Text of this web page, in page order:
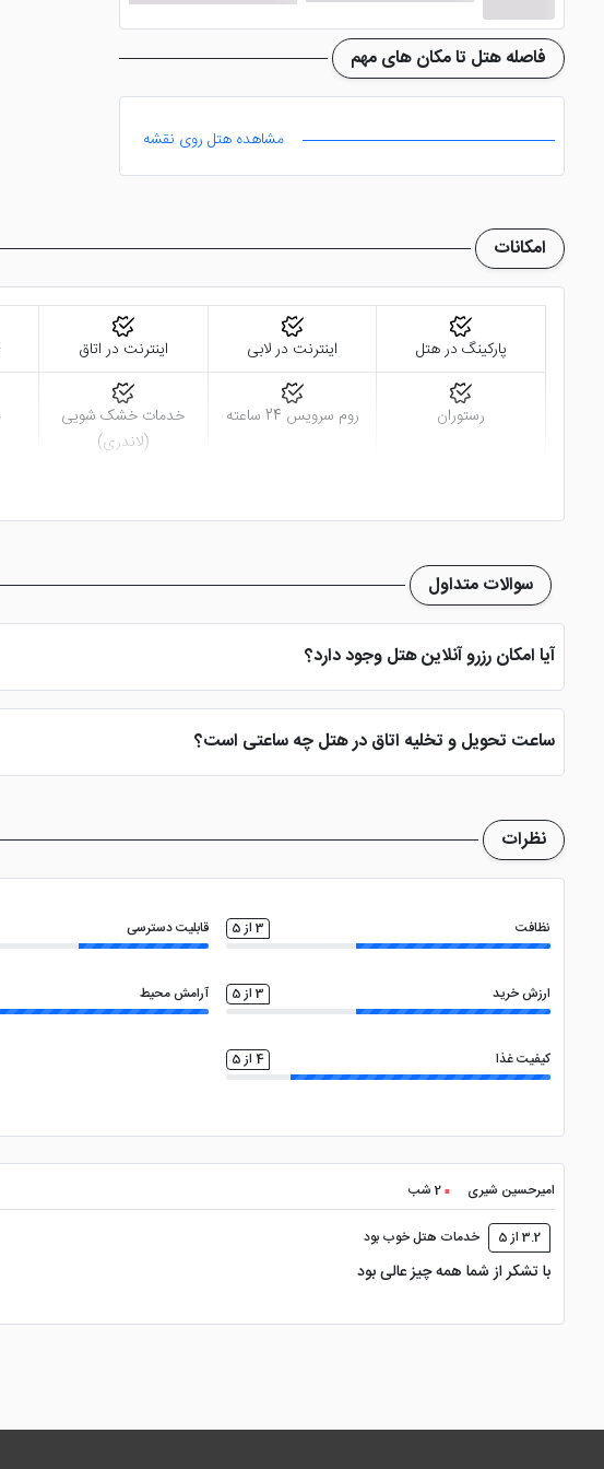
فاصله هتل تا مکان های مهم
مشاهده هتل روی نقشه
امکانات
پارکینگ در هتل اینترنت در لابی اینترنت در اتاق
رستوران روم سرویس 24 ساعته
خدمات خشک شویی
(لاندری)
سوالات متداول
آیا امکان رزرو آنلاین هتل وجود دارد؟
بله، با انتخاب تاریخ ورود و خروج، نوع اتاق و تعداد نفرات می توانید پس از پرداخت در
ساعت تحویل و تخلیه اتاق در هتل چه ساعتی است؟
ساعت تحویل اتاق ساعت 2 بعد از ظهر و ساعت تخلیه اتاق 12 ظهر می باشد
نظرات
نظافت 3 از 5 قابلیت دسترسی
ارزش خرید 3 از 5 آرامش محیط
کیفیت غذا 4 از 5
امیرحسین شیری 2 شب
3.2 از 5 خدمات هتل خوب بود
با تشکر از شما همه چیز عالی بود